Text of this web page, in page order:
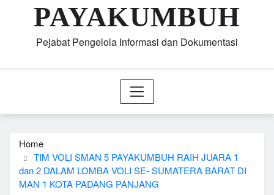
PAYAKUMBUH
Pejabat Pengelola Informasi dan Dokumentasi
Home
TIM VOLI SMAN 5 PAYAKUMBUH RAIH JUARA 1
dan 2 DALAM LOMBA VOLI SE- SUMATERA BARAT DI
MAN 1 KOTA PADANG PANJANG